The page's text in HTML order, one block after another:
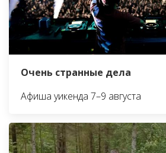
Очень странные дела
Афиша уикенда 7–9 августа